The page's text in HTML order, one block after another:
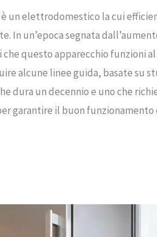
un elettrodomestico la cui
un’epoca segnata
questo apparecchio funzioni
alcune linee guida, basate su
dura un decennio e uno che
garantire il buon funzionamento